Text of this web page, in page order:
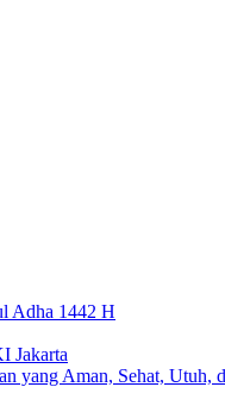
Adha 1442 H
Jakarta
yang Aman, Sehat, Utuh,